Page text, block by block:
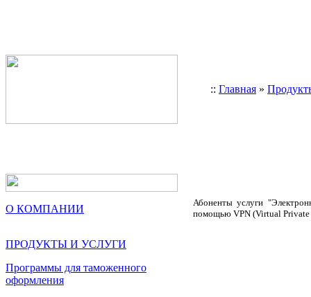
:: Главная »
О КОМПАНИИ
ПРОДУКТЫ И УСЛУГИ
Программы для таможенного
оформления
Абоненты услуги
помощью VPN (Virtual Private